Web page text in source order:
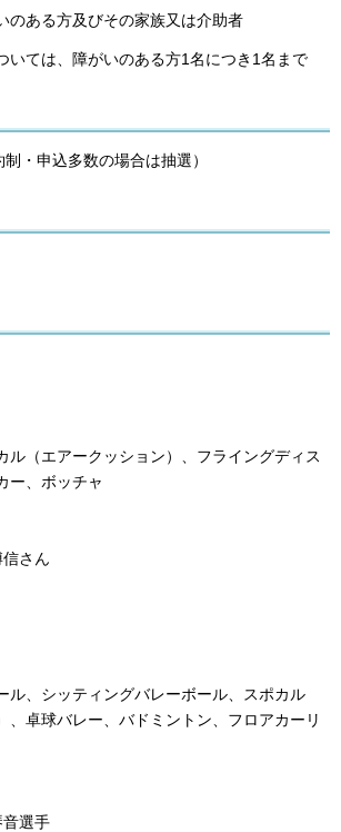
のある方及びその家族又は介助者
いては、障がいのある方1名につき1名まで
・申込多数の場合は抽選）
ル（エアークッション）、フライングディス
ー、ボッチャ
さん
ル、シッティングバレーボール、スポカル
、卓球バレー、バドミントン、フロアカーリ
選手